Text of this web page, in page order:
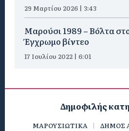
29 Μαρτίου 2026 | 3:43
Μαρούσι 1989 – Βόλτα
Έγχρωμο βίντεο
17 Ιουλίου 2022 | 6:01
Δημοφιλής
ΜΑΡΟΥΣΙΩΤΙΚΑ
ΔΗΜΟΣ